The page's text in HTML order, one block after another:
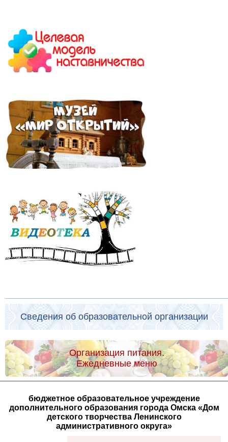
Сведения об образовательной организации
Организация питания.
Ежедневные меню
бюджетное образовательное учреждение
дополнительного образования города Омска «Дом
детского творчества Ленинского
административного округа»